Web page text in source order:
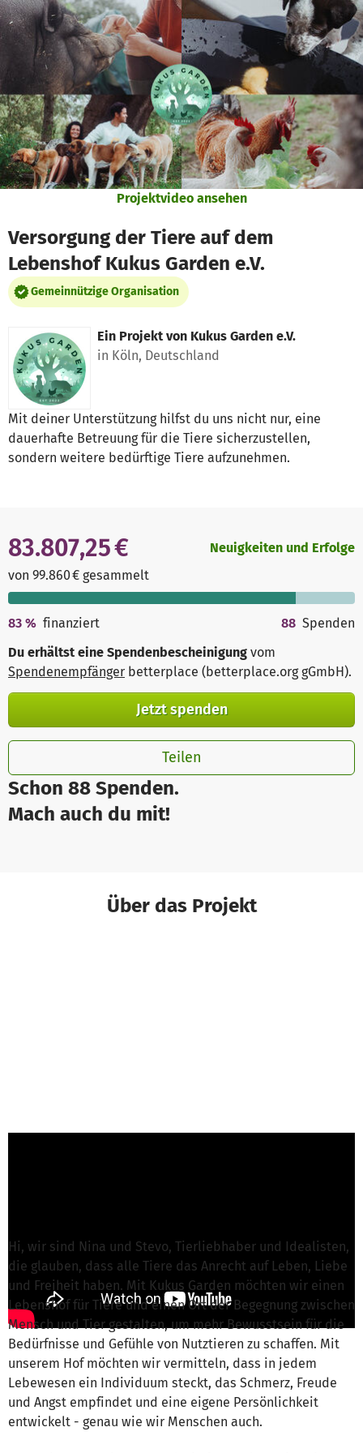
Zum Hauptinhalt springen
Erklärung zur Barrierefreiheit anzeigen
Projektvideo ansehen
Versorgung der Tiere auf dem
Lebenshof Kukus Garden e.V.
Gemeinnützige Organisation
Ein Projekt von Kukus Garden e.V.
in Köln, Deutschland
Mit deiner Unterstützung hilfst du uns nicht nur, eine
dauerhafte Betreuung für die Tiere sicherzustellen,
sondern weitere bedürftige Tiere aufzunehmen.
Schon 88 Spenden.
Mach auch du mit!
83.807,25 €
von 99.860 € gesammelt
Neuigkeiten und Erfolge
83 % finanziert 88 Spenden
Du erhältst eine Spendenbescheinigung vom
Spendenempfänger betterplace (betterplace.org gGmbH).
Jetzt spenden
Teilen
Über das Projekt
Hi, wir sind Nina und Stevo, Tierliebhaber und Idealisten,
die glauben, dass alle Tiere das Anrecht auf Leben, Liebe
und Freiheit haben. Mit Kukus Garden möchten wir einen
Lebenshof für Tiere und einen Ort der Begegnung zwischen
Mensch und Tier gestalten, um mehr Bewusstsein für die
Bedürfnisse und Gefühle von Nutztieren zu schaffen. Mit
unserem Hof möchten wir vermitteln, dass in jedem
Lebewesen ein Individuum steckt, das Schmerz, Freude
und Angst empfindet und eine eigene Persönlichkeit
entwickelt - genau wie wir Menschen auch.